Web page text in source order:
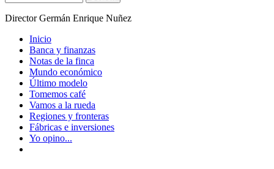
Director Germán Enrique Nuñez
Inicio
Banca y finanzas
Notas de la finca
Mundo económico
Último modelo
Tomemos café
Vamos a la rueda
Regiones y fronteras
Fábricas e inversiones
Yo opino...